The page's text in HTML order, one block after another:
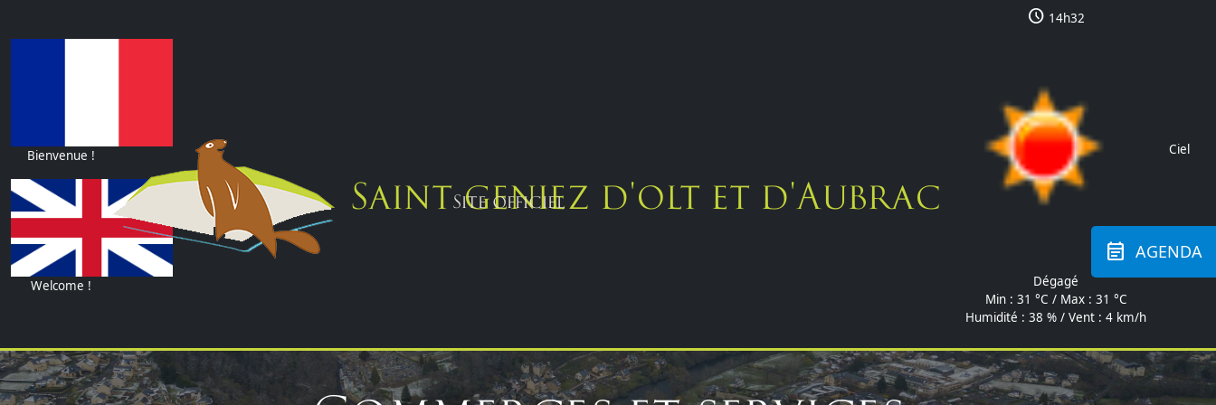
Bienvenue !
Welcome !
Saint geniez d'olt et d'Aubrac
Site officiel
schedule 14h32
Ciel
Dégagé
Min : 31 °C / Max : 31 °C
Humidité : 38 % / Vent : 4 km/h
event_note AGENDA